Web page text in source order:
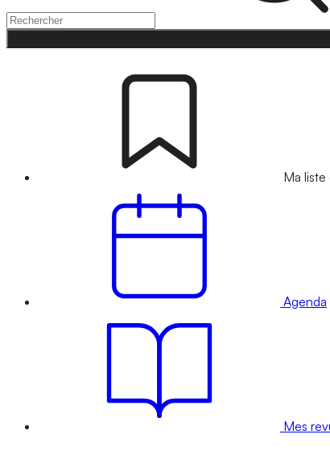
Ma
Agenda
Mes